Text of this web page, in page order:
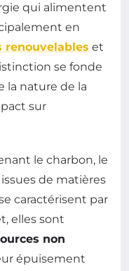
qui alimentent
en
renouvelables et
se fonde
la nature de la
sur
le charbon, le
de matières
caractérisent par
elles sont
non
épuisement